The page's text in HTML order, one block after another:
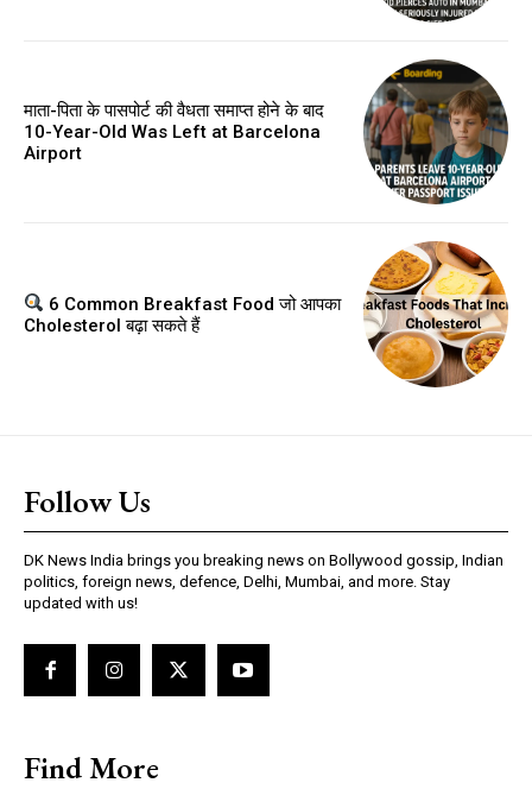
माता-पिता के पासपोर्ट की वैधता समाप्त होने के बाद
10-Year-Old Was Left at Barcelona
Airport
6 Common Breakfast Food जो आपका
Cholesterol बढ़ा सकते हैं
Follow Us
DK News India brings you breaking news on Bollywood gossip, Indian
politics, foreign news, defence, Delhi, Mumbai, and more. Stay
updated with us!
Find More